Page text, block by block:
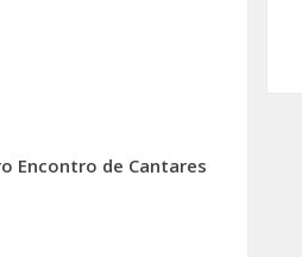
Encontro de Cantares